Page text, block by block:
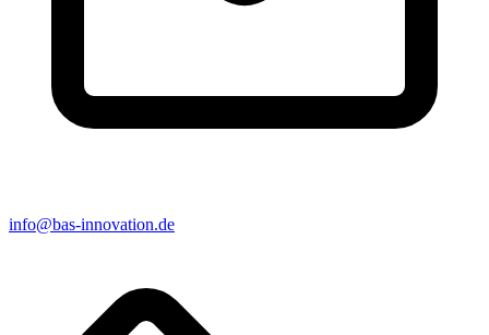
info@bas-innovation.de